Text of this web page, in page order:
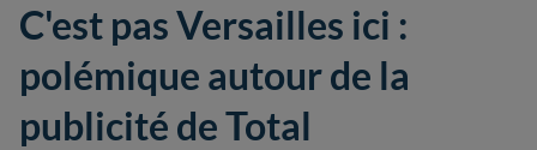
C'est pas Versailles ici :
polémique autour de la
publicité de Total